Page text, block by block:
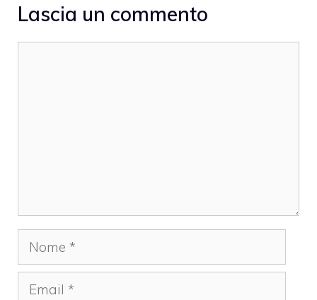
Lascia un commento
Nome
Email